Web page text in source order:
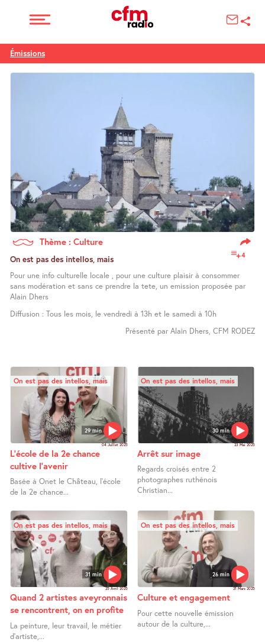
Émissions
Thème : Culture
4
On est pas des intellos, mais
Pour une info culturelle locale , pour une culture plaisir à consommer
sans modération et sans ce prendre la tete, un emission proposée par
Alain Dhers
Diffusion : Tous les mois, le vendredi à 13h et le samedi à 10h
Présenté par Alain Dhers, CFM RODEZ
29 min
On est pas des intellos, mais
04 Juillet 2025
L’école de la 2e chance
cultive l’avenir
Basée à Onet le Château, l’école
de la 2e chance...
30 min
On est pas des intellos, mais
23 Mai 2025
Arrêt sur image
Regards croisés entre 2
photographes ruthénois
Christian...
31 min
On est pas des intellos, mais
25 Avril 2025
Quand 2 artistes aveyronnais
se rencontrent, on en profite
La peinture, leur travail, le métier
d’artiste,...
26 min
On est pas des intellos, mais
21 Mars 2025
Culture et engagement
Pour cette nouvelle émission
autour de la culture,...